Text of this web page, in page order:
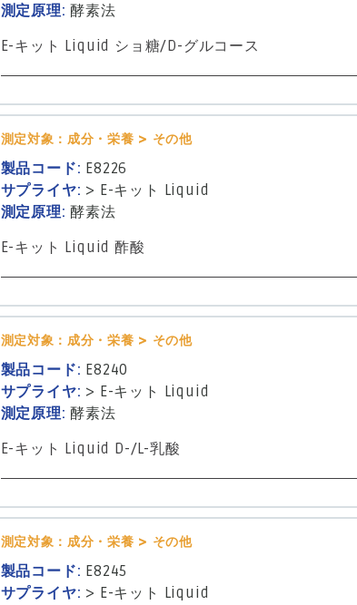
測定原理:酵素法
E-キット Liquid ショ糖/D-グルコース
測定対象：成分・栄養 > その他
製品コード: E8226
サプライヤ: > E-キット Liquid
測定原理:酵素法
E-キット Liquid 酢酸
測定対象：成分・栄養 > その他
製品コード: E8240
サプライヤ: > E-キット Liquid
測定原理:酵素法
E-キット Liquid D-/L-乳酸
測定対象：成分・栄養 > その他
製品コード: E8245
サプライヤ: > E-キット Liquid